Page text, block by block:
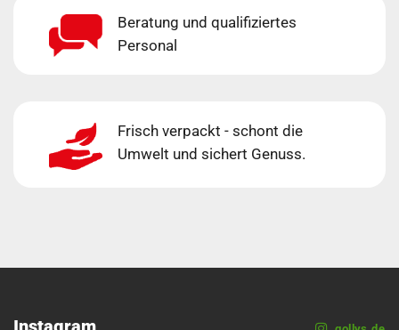
Beratung und qualifiziertes
Personal
Frisch verpackt - schont die
Umwelt und sichert Genuss.